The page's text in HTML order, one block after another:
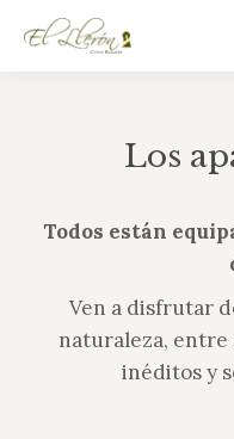
Los
Todos están
Ven a disfrutar
naturaleza, entre
inéditos y